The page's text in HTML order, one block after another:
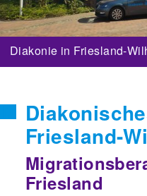
Diakonie in Friesland-
Friesland-
Friesland